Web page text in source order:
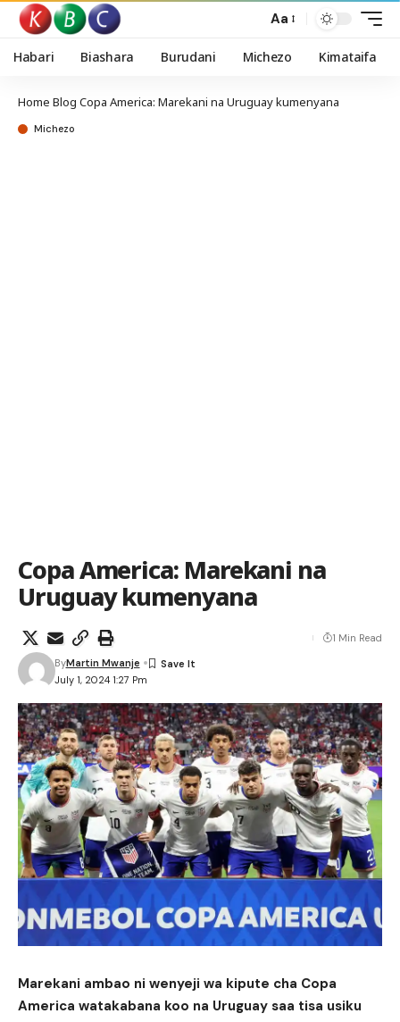
Aa
Habari Biashara Burudani Michezo Kimataifa
Home Blog Copa America: Marekani na Uruguay kumenyana
Michezo
Copa America: Marekani na
Uruguay kumenyana
July 1, 2024 1:27 Pm
ByMartin Mwanje
1 Min Read
Marekani ambao ni wenyeji wa kipute cha Copa
America watakabana koo na Uruguay saa tisa usiku